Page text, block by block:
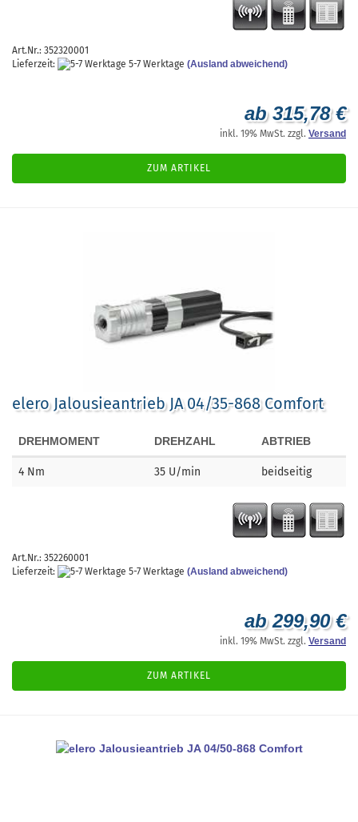
Art.Nr.: 352320001
Lieferzeit:
5-7 Werktage (Ausland abweichend)
ab 315,78 €
inkl. 19% MwSt. zzgl. Versand
ZUM ARTIKEL
elero Jalousieantrieb JA 04/35-868 Comfort
DREHMOMENT DREHZAHL ABTRIEB
4 Nm 35 U/min beidseitig
Art.Nr.: 352260001
Lieferzeit:
5-7 Werktage (Ausland abweichend)
ab 299,90 €
inkl. 19% MwSt. zzgl. Versand
ZUM ARTIKEL